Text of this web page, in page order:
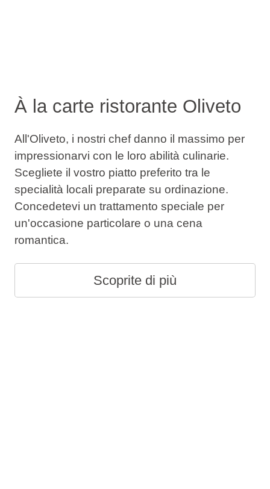
À la carte ristorante Oliveto
All'Oliveto, i nostri chef danno il massimo per
impressionarvi con le loro abilità culinarie.
Scegliete il vostro piatto preferito tra le
specialità locali preparate su ordinazione.
Concedetevi un trattamento speciale per
un'occasione particolare o una cena
romantica.
Scoprite di più